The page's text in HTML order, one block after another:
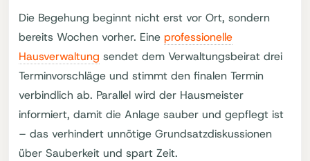
Die Begehung beginnt nicht erst vor Ort, sondern
bereits Wochen vorher. Eine professionelle
Hausverwaltung sendet dem Verwaltungsbeirat drei
Terminvorschläge und stimmt den finalen Termin
verbindlich ab. Parallel wird der Hausmeister
informiert, damit die Anlage sauber und gepflegt ist
– das verhindert unnötige Grundsatzdiskussionen
über Sauberkeit und spart Zeit.